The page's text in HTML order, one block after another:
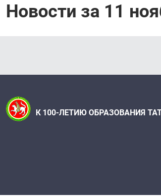
Новости за 11
К 100-ЛЕТИЮ ОБРАЗОВАНИЯ